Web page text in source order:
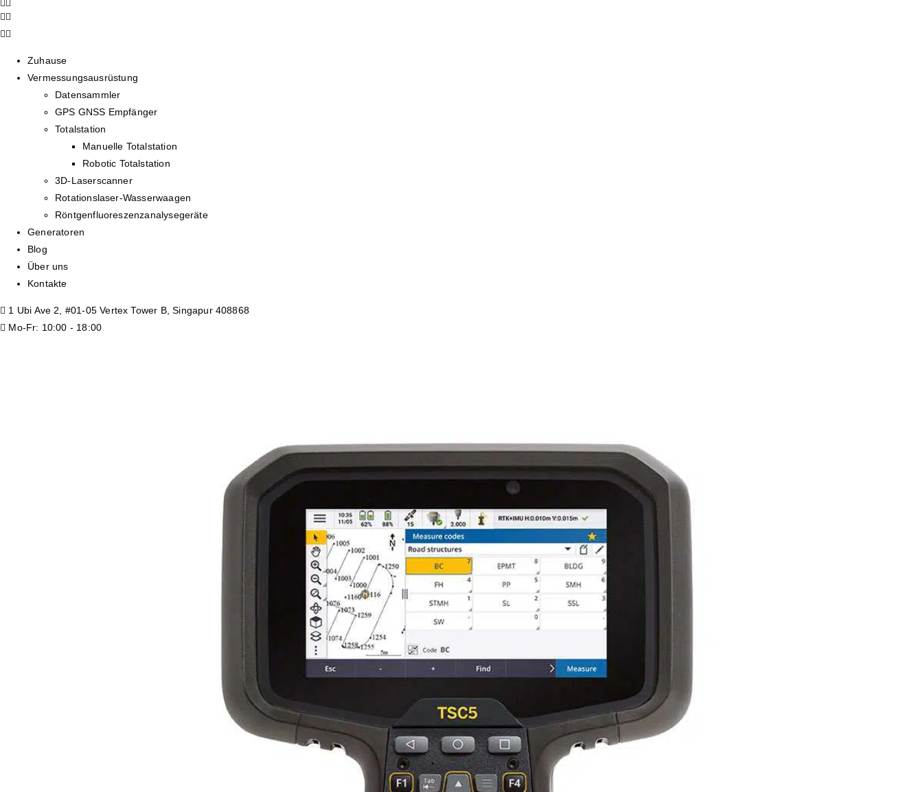
Zuhause
Vermessungsausrüstung
Datensammler
GPS GNSS Empfänger
Totalstation
Manuelle Totalstation
Robotic Totalstation
3D-Laserscanner
Rotationslaser-Wasserwaagen
Röntgenfluoreszenzanalysegeräte
Generatoren
Blog
Über uns
Kontakte
1 Ubi Ave 2, #01-05 Vertex Tower B, Singapur 408868
Mo-Fr: 10:00 - 18:00